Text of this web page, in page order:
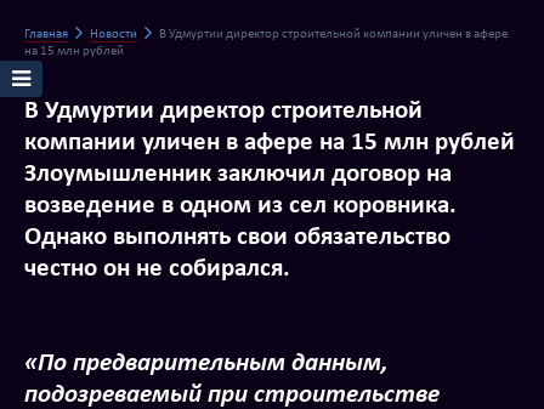
Главная Новости
В Удмуртии директор строительной компании уличен в афере
на 15 млн рублей
В Удмуртии директор строительной
компании уличен в афере на 15 млн рублей
Злоумышленник заключил договор на
возведение в одном из сел коровника.
Однако выполнять свои обязательство
честно он не собирался.
«По предварительным данным,
подозреваемый при строительстве